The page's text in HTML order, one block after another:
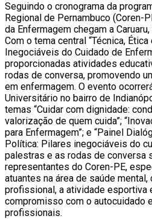
Seguindo o cronograma da
Regional de Pernambuco (Coren-
da Enfermagem chegam a
Com o tema central “Técnica,
Inegociáveis do Cuidado de
proporcionadas atividades
rodas de conversa, promovendo
em enfermagem. O evento
Universitário no bairro de
temas “Cuidar com dignidade:
valorização de quem cuida”;
para Enfermagem”; e “Painel
Política: Pilares inegociáveis do
palestras e as rodas de conversa
representantes do Coren-PE,
atuantes na área de saúde
profissional, a atividade esportiva
compromisso com o autocuidado
profissionais.